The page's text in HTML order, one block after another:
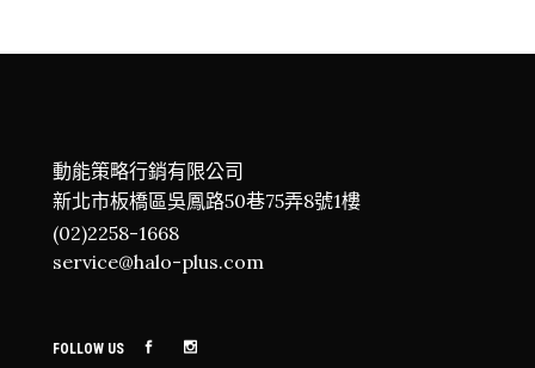
動能策略行銷有限公司
新北市板橋區吳鳳路50巷75弄8號1樓
(02)2258-1668
service@halo-plus.com
FOLLOW US